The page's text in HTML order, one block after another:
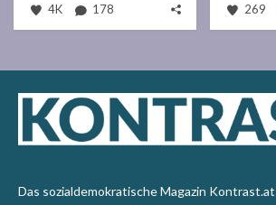
4K 178 269
Das sozialdemokratische Magazin